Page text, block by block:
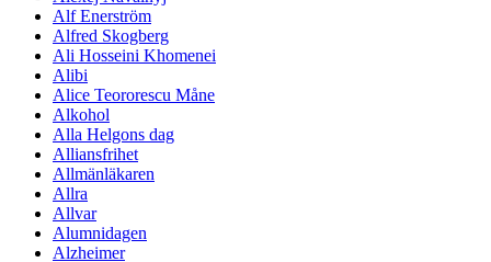
Alf Enerström
Alfred Skogberg
Ali Hosseini Khomenei
Alibi
Alice Teororescu Måne
Alkohol
Alla Helgons dag
Alliansfrihet
Allmänläkaren
Allra
Allvar
Alumnidagen
Alzheimer